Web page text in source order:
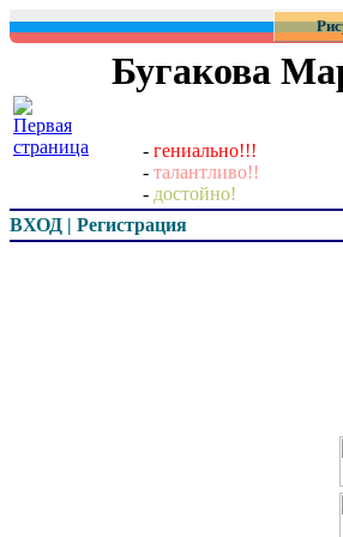
Бугакова
- гениально!!!
- талантливо!!
- достойно!
ВХОД | Регистрация